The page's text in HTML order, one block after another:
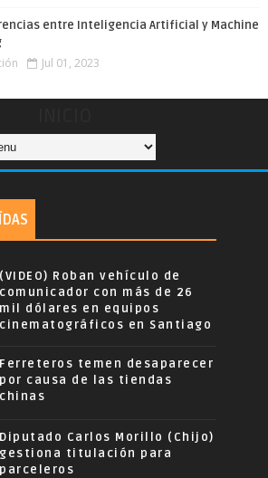
entre Inteligencia Artificial y Machine
Jul 01, 2023
(VIDEO) Roban vehículo de
comunicador con más de 26
mil dólares en equipos
cinematográficos en Santiago
Ferreteros temen desaparecer
por causa de las tiendas
chinas
Diputado Carlos Morillo (Chijo)
gestiona titulación para
parceleros